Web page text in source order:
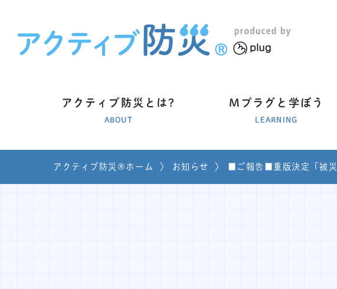
アクティブ防災とは?
ABOUT
Mプラグと学ぼう
LEARNING
アクティブ防災®ホーム 〉 お知らせ 〉 ■ご報告■重版決定「被